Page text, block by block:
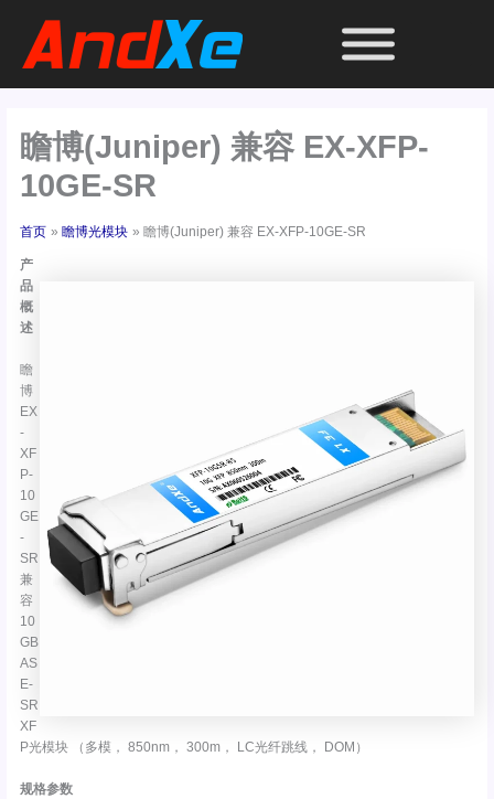
瞻博(Juniper) 兼容 EX-XFP-
10GE-SR
首页 瞻博光模块 瞻博(Juniper) 兼容 EX-XFP-10GE-SR
产
品
概
述
瞻
博
EX
-
XF
P-
10
GE
-
SR
兼
容
10
GB
AS
E-
SR
XF
P光模块 （多模， 850nm， 300m， LC光纤跳线， DOM）
规格参数